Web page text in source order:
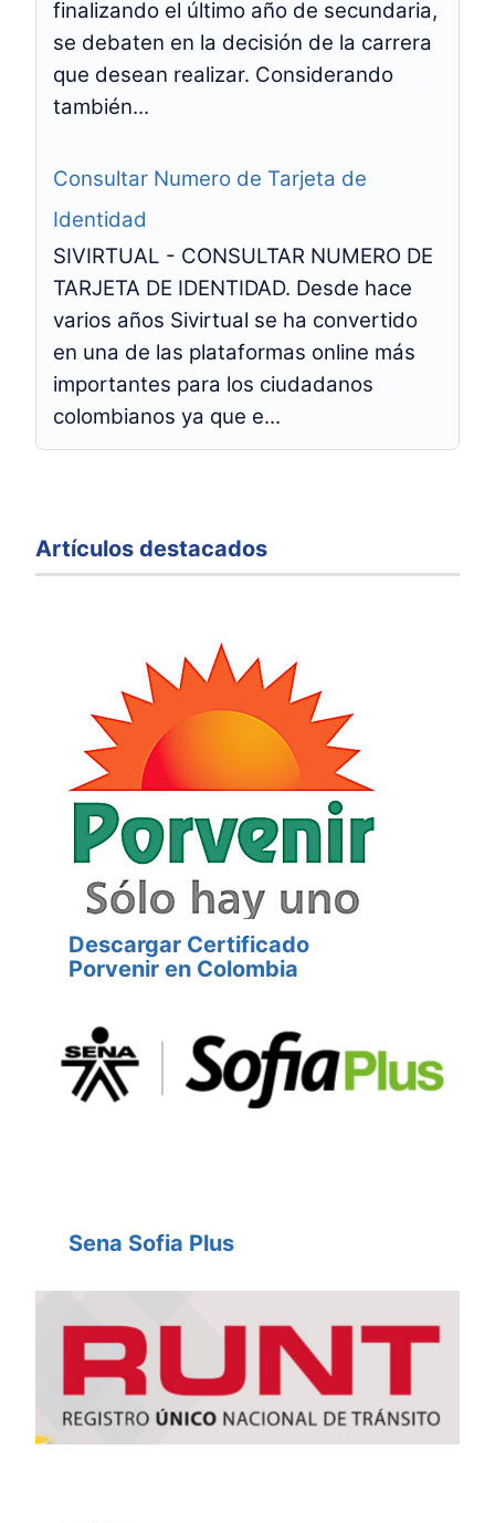
finalizando el último año de secundaria,
se debaten en la decisión de la carrera
que desean realizar. Considerando
también...
Consultar Numero de Tarjeta de
Identidad
SIVIRTUAL - CONSULTAR NUMERO DE
TARJETA DE IDENTIDAD. Desde hace
varios años Sivirtual se ha convertido
en una de las plataformas online más
importantes para los ciudadanos
colombianos ya que e...
Artículos destacados
Descargar Certificado
Porvenir en Colombia
Sena Sofia Plus